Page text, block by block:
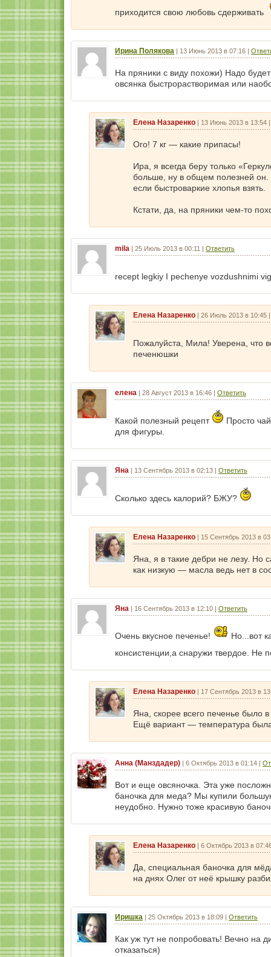
приходится свою любовь сдерживать
Ирина Полякова 13 Июнь 2013 в 07:16
На пряники с виду похожи) Надо
овсянка быстрорастворимая или
Елена Назаренко 13 Июнь 2013 в 13:54
Ого! 7 кг — какие припасы!
Ира, я всегда беру только
больше, ну в общем полезней он.
если быстроваркие хлопья взять.
Кстати, да, на пряники чем-то
mila 25 Июль 2013 в 00:11 Ответить
recept legkiy I pechenye vozdushnimi
Елена Назаренко 26 Июль 2013 в 10:45
Пожалуйста, Мила! Уверена, что
печенюшки
елена 28 Август 2013 в 16:46 Ответить
Какой полезный рецепт
Просто
для фигуры.
Яна 13 Сентябрь 2013 в 02:13 Ответить
Сколько здесь калорий? БЖУ?
Елена Назаренко 15 Сентябрь 2013 в
Яна, я в такие дебри не лезу. Но
как низкую — масла ведь нет в
Яна 16 Сентябрь 2013 в 12:10 Ответить
Очень вкусное печенье!
Но...вот
консистенции,а снаружи твердое. Не
Елена Назаренко 17 Сентябрь 2013 в
Яна, скорее всего печенье было
Ещё вариант — температура
Анна (Манздадер) 6 Октябрь 2013 в 01:14
Вот и еще овсяночка. Эта уже
баночка для меда? Мы купили
неудобно. Нужно тоже красивую
Елена Назаренко 6 Октябрь 2013 в
Да, специальная баночка для
на днях Олег от неё крышку
Иришка 25 Октябрь 2013 в 18:09 Ответить
Как уж тут не попробовать! Вечно на
отказаться)